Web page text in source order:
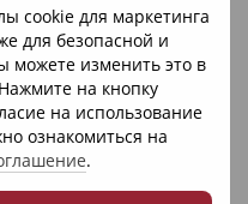
cookie для маркетинга
для безопасной и
можете изменить это в
на кнопку
на использование
ознакомиться на
.